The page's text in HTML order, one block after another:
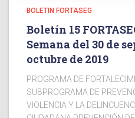
BOLETIN FORTASEG
Boletín 15
Semana del 30 de
octubre de 2019
PROGRAMA DE
SUBPROGRAMA DE
VIOLENCIA Y LA